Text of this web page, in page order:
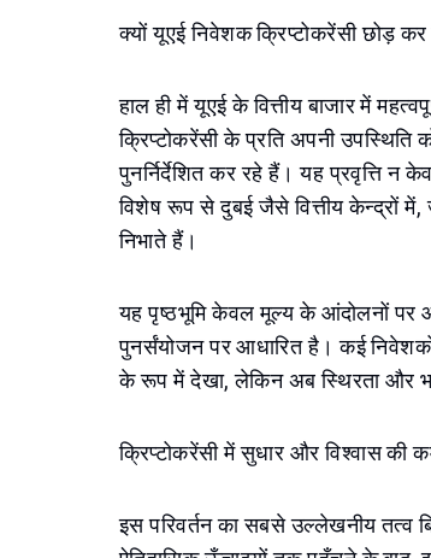
क्यों यूएई निवेशक क्रिप्टोकरेंसी छोड़
हाल ही में यूएई के वित्तीय बाजार में
क्रिप्टोकरेंसी के प्रति अपनी
पुनर्निर्देशित कर रहे हैं। यह प्रवृत्ति न
विशेष रूप से दुबई जैसे वित्तीय केन्द्रों में,
निभाते हैं।
यह पृष्ठभूमि केवल मूल्य के आंदोलनों पर
पुनर्संयोजन पर आधारित है। कई
के रूप में देखा, लेकिन अब स्थिरता और
क्रिप्टोकरेंसी में सुधार और विश्वास की
इस परिवर्तन का सबसे उल्लेखनीय तत्व